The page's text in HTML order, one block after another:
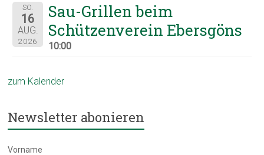
SO.
16
AUG.
2026
Sau-Grillen beim
Schützenverein Ebersgöns
10:00
zum Kalender
Newsletter abonieren
Vorname